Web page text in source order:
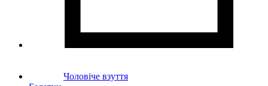
Чоловіче взуття